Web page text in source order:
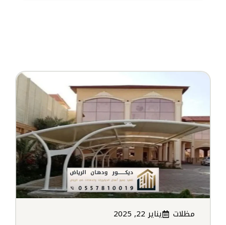
مظلات يناير 22, 2025